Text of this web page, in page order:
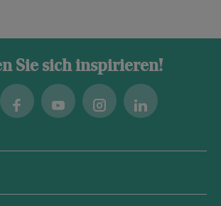
Sie sich inspirieren!
FacebookYoutubeInstagramLinkedin